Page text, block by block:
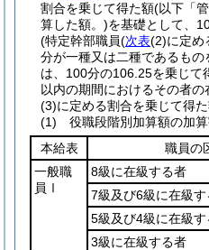
割合を乗じて得た額(以下「
算した額。)を基礎として、
(特定幹部職員(次表(2)に定め
分が一種又は二種であるも
は、100分の106.25を乗じて
以内の期間におけるその者
(3)に定める割合を乗じて得た
(1)
役職段階別加算額の加
本給表
職員の
一般職
員Ⅰ
8級に在級する者
7級及び6級に在級す
5級及び4級に在級す
3級に在級する者